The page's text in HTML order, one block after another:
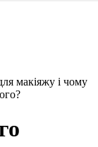
макіяжу і чому